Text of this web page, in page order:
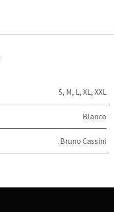
S, M, L, XL, XXL
Blanco
Bruno Cassini